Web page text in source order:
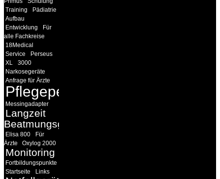
Training
Pädiatrie
Aufbau
Entwicklung
Für
alle Fachkreise
18Medical
Service
Perseus
XL
3000
Narkosegeräte
Anfrage für Ärzte
Pflegepersonal
Messingadapter
Langzeit
Beatmungsgeräte
Elisa 800
Für
Ärzte
Oxylog 2000
Monitoring
Fortbildungspunkte
Startseite
Links